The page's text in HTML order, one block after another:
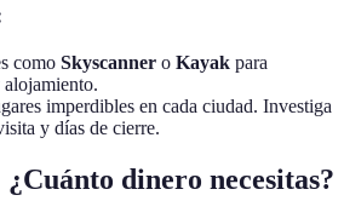
como Skyscanner o Kayak para
imperdibles en cada ciudad. Investiga
y días de cierre.
¿Cuánto dinero necesitas?